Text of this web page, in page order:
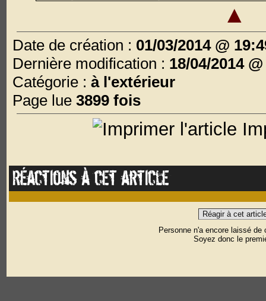
▲
Date de création : 01/03/2014 @
Dernière modification : 18/04/2014
Catégorie : à l'extérieur
Page lue 3899 fois
Réactions à cet article
Réagir à cet
Personne n'a encore laissé de
Soyez donc le